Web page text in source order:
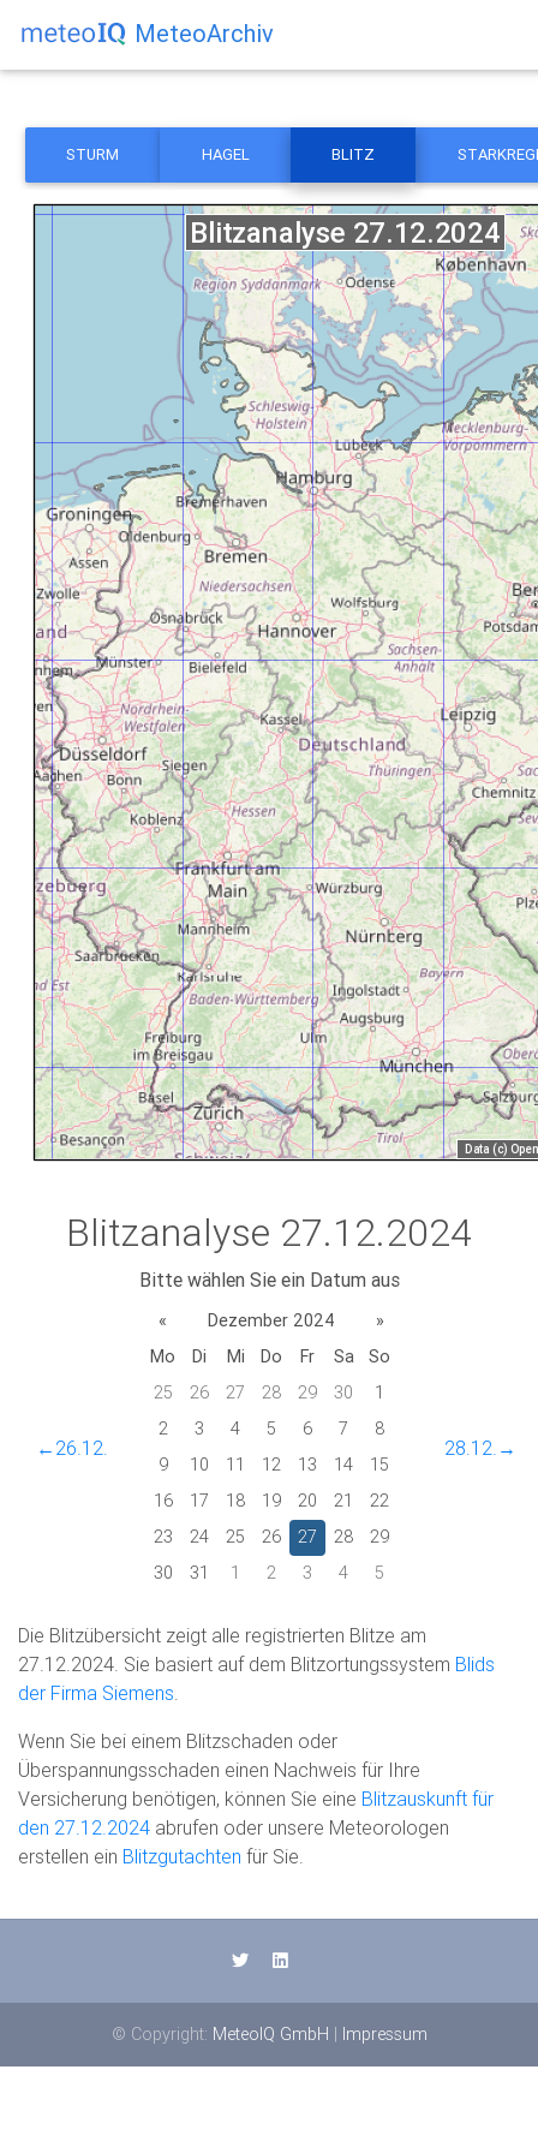
MeteoArchiv
STURM HAGEL BLITZ
Blitzanalyse 27.12.2024
Bitte wählen Sie ein Datum aus
←26.12.
« Dezember 2024
»
Mo
Di Mi Do Fr Sa
So
25
26 27 28 29 30
1
2
3 4 5 6 7
8
9
10 11 12 13 14
15
16
17 18 19 20 21
22
23
24 25 26 27 28
29
30
31 1 2 3 4 5
28.12.→
Die Blitzübersicht zeigt alle registrierten Blitze am
27.12.2024. Sie basiert auf dem Blitzortungssystem Blids
der Firma Siemens
Wenn Sie bei einem Blitzschaden oder
Überspannungsschaden einen Nachweis für Ihre
Versicherung benötigen, können Sie eine Blitzauskunft für
den 27.12.2024 abrufen oder unsere Meteorologen
erstellen ein Blitzgutachten für Sie.
© Copyright: MeteoIQ GmbH | Impressum